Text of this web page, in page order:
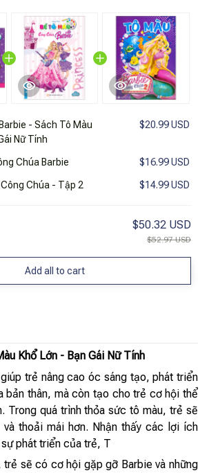
Barbie - Sách Tô Màu
Nữ Tính
$20.99 USD
Chúa Barbie $16.99 USD
Chúa - Tập 2 $14.99 USD
$50.32 USD
$52.97 USD
Add all to cart
Khổ Lớn - Bạn Gái Nữ Tính
trẻ nâng cao óc sáng tạo, phát triển
bản thân, mà còn tạo cho trẻ cơ hội thể
Trong quá trình thỏa sức tô màu, trẻ sẽ
thoải mái hơn. Nhận thấy các lợi ích
phát triển của trẻ, T
trẻ sẽ có cơ hội gặp gỡ Barbie và những